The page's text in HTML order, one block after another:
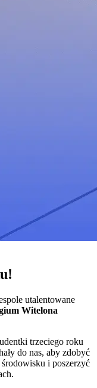
utalentowane
Witelona
trzeciego roku
do nas, aby zdobyć
i poszerzyć